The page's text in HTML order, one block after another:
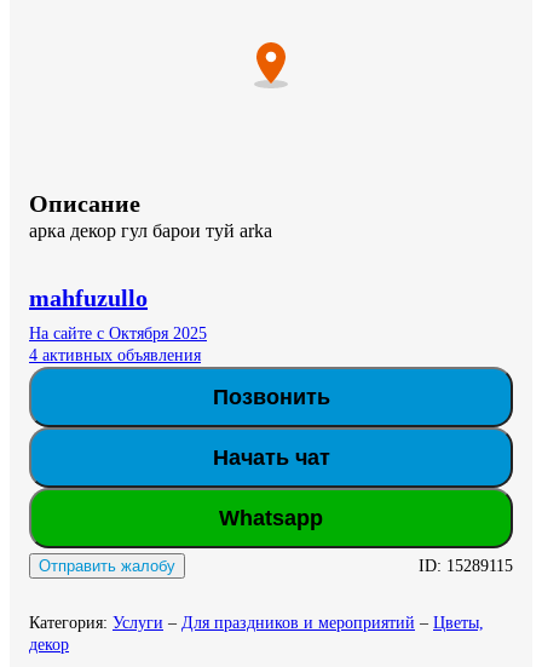
Описание
арка декор гул барои туй arka
mahfuzullo
На сайте с Октября 2025
4 активных объявления
Позвонить
Начать чат
Whatsapp
Отправить жалобу ID: 15289115
Категория: Услуги – Для праздников и мероприятий – Цветы,
декор